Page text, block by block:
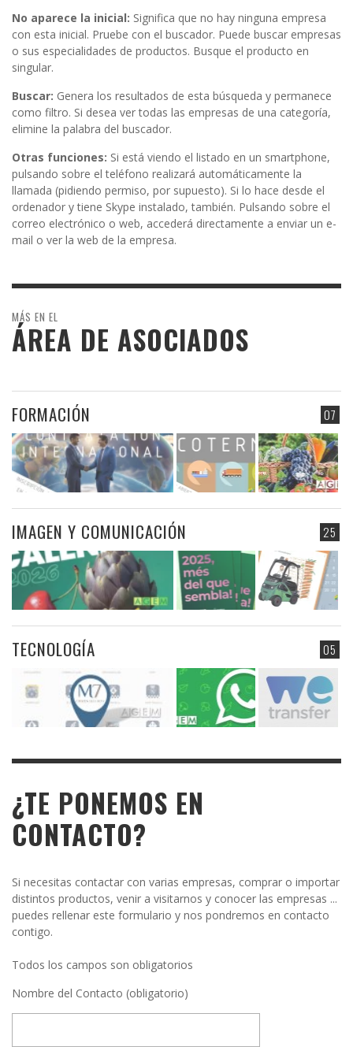
No aparece la inicial: Significa que no hay ninguna empresa
con esta inicial. Pruebe con el buscador. Puede buscar empresas
o sus especialidades de productos. Busque el producto en
singular.
Buscar: Genera los resultados de esta búsqueda y permanece
como filtro. Si desea ver todas las empresas de una categoría,
elimine la palabra del buscador.
Otras funciones: Si está viendo el listado en un smartphone,
pulsando sobre el teléfono realizará automáticamente la
llamada (pidiendo permiso, por supuesto). Si lo hace desde el
ordenador y tiene Skype instalado, también. Pulsando sobre el
correo electrónico o web, accederá directamente a enviar un e-
mail o ver la web de la empresa.
MÁS EN EL
ÁREA DE ASOCIADOS
07
FORMACIÓN
25
IMAGEN Y COMUNICACIÓN
05
TECNOLOGÍA
¿TE PONEMOS EN
CONTACTO?
Si necesitas contactar con varias empresas, comprar o importar
distintos productos, venir a visitarnos y conocer las empresas ...
puedes rellenar este formulario y nos pondremos en contacto
contigo.
Todos los campos son obligatorios
Nombre del Contacto (obligatorio)